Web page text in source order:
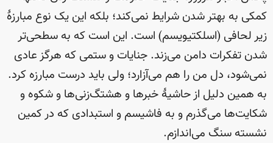
کمکی به بهتر شدن شرایط نمی‌کند؛ بلکه این یک نوع مبارزهٔ
زیر لحافی (اسلکتیویسم) است. این است که به سطحی‌تر
شدن تفکرات دامن می‌زند. جنایات و ستمی که هرگز عادی
نمی‌شود، دل من را هم می‌آزارد؛ ولی باید درست مبارزه کرد.
به همین دلیل از حاشیهٔ خبرها و هشتگ‌زنی‌ها و شکوه و
شکایت‌ها می‌گذرم و به فاشیسم و استبدادی که در کمین
نشسته سنگ می‌اندازم.